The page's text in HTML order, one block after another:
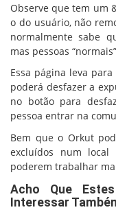
Observe que tem um
o do usuário, não
normalmente sabe
mas pessoas
Essa página leva
poderá desfazer a
no botão para
pessoa entrar na
Bem que o Orkut
excluídos num local
poderem trabalhar
Acho Que
Interessar